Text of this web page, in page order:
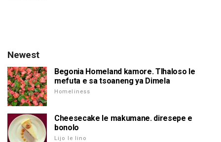
Newest
Begonia Homeland kamore. Tlhaloso le
mefuta e sa tsoaneng ya Dimela
Homeliness
Cheesecake le makumane. diresepe e
bonolo
Lijo le lino